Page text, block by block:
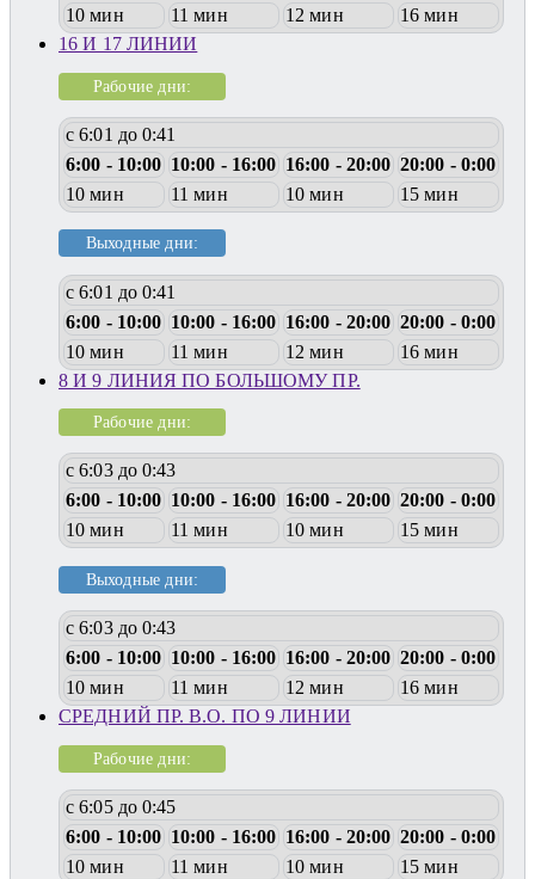
10 мин
11 мин 12 мин
16 мин
16 И 17 ЛИНИИ
Рабочие дни:
с 6:01 до 0:41
6:00 - 10:00 10:00 - 16:00 16:00 - 20:00 20:00 - 0:00
10 мин
11 мин 10 мин 15 мин
Выходные дни:
с 6:01 до 0:41
6:00 - 10:00 10:00 - 16:00 16:00 - 20:00 20:00 - 0:00
10 мин
11 мин 12 мин
16 мин
8 И 9 ЛИНИЯ ПО БОЛЬШОМУ ПР.
Рабочие дни:
с 6:03 до 0:43
6:00 - 10:00 10:00 - 16:00 16:00 - 20:00 20:00 - 0:00
10 мин
11 мин 10 мин 15 мин
Выходные дни:
с 6:03 до 0:43
6:00 - 10:00 10:00 - 16:00 16:00 - 20:00 20:00 - 0:00
10 мин
11 мин 12 мин
16 мин
СРЕДНИЙ ПР. В.О. ПО 9 ЛИНИИ
Рабочие дни:
с 6:05 до 0:45
6:00 - 10:00 10:00 - 16:00 16:00 - 20:00 20:00 - 0:00
10 мин
11 мин 10 мин 15 мин